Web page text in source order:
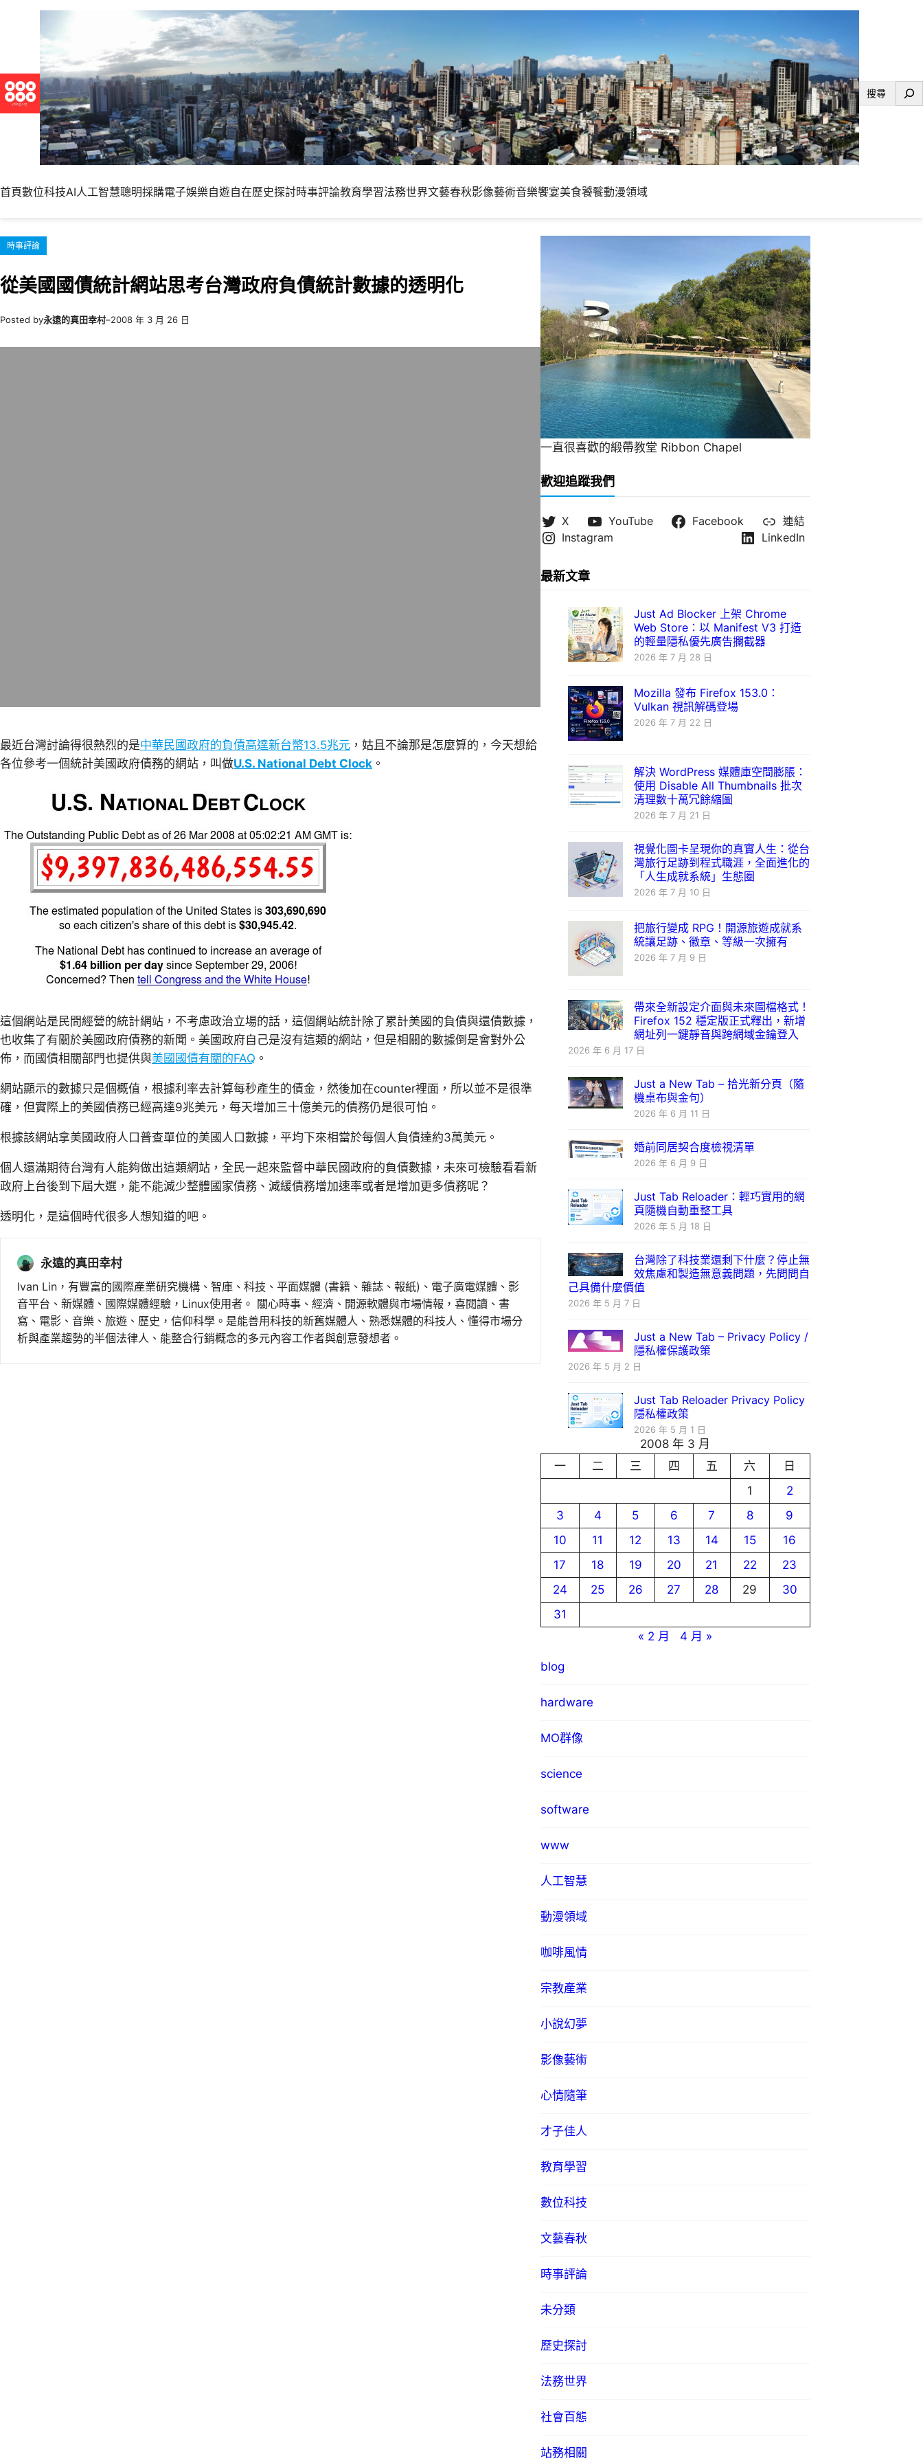
內
容
搜
首頁數位科技AI人工智慧聰明採購電子娛樂自遊自在歷史探討時事評論教育學習法務世界文藝春秋影像藝術音樂饗宴美食饕餮動漫領域
時事評論
從美國國債統計網站思考台灣政府負債統計數據的透明化
Posted by永遠的真田幸村–2008 年 3 月 26 日
最近台灣討論得很熱烈的是中華民國政府的負債高達新台幣13.5兆元 ，姑且不論那是怎麼算的，今天想給
各位參考一個統計美國政府債務的網站，叫做U.S. National Debt Clock 。
這個網站是民間經營的統計網站，不考慮政治立場的話，這個網站統計除了累計美國的負債與還債數據，
也收集了有關於美國政府債務的新聞。美國政府自己是沒有這類的網站，但是相關的數據倒是會對外公
佈，而國債相關部門也提供與美國國債有關的FAQ 。
網站顯示的數據只是個概值，根據利率去計算每秒產生的債金，然後加在counter裡面，所以並不是很準
確，但實際上的美國債務已經高達9兆美元，每天增加三十億美元的債務仍是很可怕。
根據該網站拿美國政府人口普查單位的美國人口數據，平均下來相當於每個人負債達約3萬美元。
個人還滿期待台灣有人能夠做出這類網站，全民一起來監督中華民國政府的負債數據，未來可檢驗看看新
政府上台後到下屆大選，能不能減少整體國家債務、減緩債務增加速率或者是增加更多債務呢？
透明化，是這個時代很多人想知道的吧。
永遠的真田幸村
Ivan Lin，有豐富的國際產業研究機構、智庫、科技、平面媒體 (書籍、雜誌、報紙)、電子廣電媒體、影
音平台、新媒體、國際媒體經驗，Linux使用者。 關心時事、經濟、開源軟體與市場情報，喜閱讀、書
寫、電影、音樂、旅遊、歷史，信仰科學。是能善用科技的新舊媒體人、熟悉媒體的科技人、懂得市場分
析與產業趨勢的半個法律人、能整合行銷概念的多元內容工作者與創意發想者。
一直很喜歡的緞帶教堂 Ribbon Chapel
歡迎追蹤我們
X YouTube Facebook
連結
Instagram
LinkedIn
最新文章
Just Ad Blocker 上架 Chrome
Web Store：以 Manifest V3 打造
的輕量隱私優先廣告攔截器
2026 年 7 月 28 日
Mozilla 發布 Firefox 153.0：
Vulkan 視訊解碼登場
2026 年 7 月 22 日
解決 WordPress 媒體庫空間膨脹：
使用 Disable All Thumbnails 批次
清理數十萬冗餘縮圖
2026 年 7 月 21 日
視覺化圖卡呈現你的真實人生：從台
灣旅行足跡到程式職涯，全面進化的
「人生成就系統」生態圈
2026 年 7 月 10 日
把旅行變成 RPG！開源旅遊成就系
統讓足跡、徽章、等級一次擁有
2026 年 7 月 9 日
帶來全新設定介面與未來圖檔格式！
Firefox 152 穩定版正式釋出，新增
網址列一鍵靜音與跨網域金鑰登入
2026 年 6 月 17 日
Just a New Tab – 拾光新分頁（隨
機桌布與金句）
2026 年 6 月 11 日
婚前同居契合度檢視清單
2026 年 6 月 9 日
Just Tab Reloader：輕巧實用的網
頁隨機自動重整工具
2026 年 5 月 18 日
台灣除了科技業還剩下什麼？停止無
效焦慮和製造無意義問題，先問問自
己具備什麼價值
2026 年 5 月 7 日
Just a New Tab – Privacy Policy /
隱私權保護政策
2026 年 5 月 2 日
Just Tab Reloader Privacy Policy
隱私權政策
2026 年 5 月 1 日
2008 年 3 月
一
二 三 四 五 六
日
1
2
3
4 5 6 7 8
9
10
11 12 13 14 15
16
17
18 19 20 21 22
23
24
25 26 27 28 29
30
31
« 2 月
4 月 »
blog
hardware
MO群像
science
software
www
人工智慧
動漫領域
咖啡風情
宗教產業
小說幻夢
影像藝術
心情隨筆
才子佳人
教育學習
數位科技
文藝春秋
時事評論
未分類
歷史探討
法務世界
社會百態
站務相關